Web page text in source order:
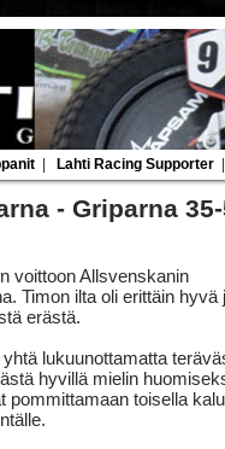
Lahti Racing Supporter
- Griparna
voittoon Allsvenskanin
Timon ilta oli erittäin hyvä
erästä.
lukuunottamatta
hyvillä mielin
pommittamaan toisella